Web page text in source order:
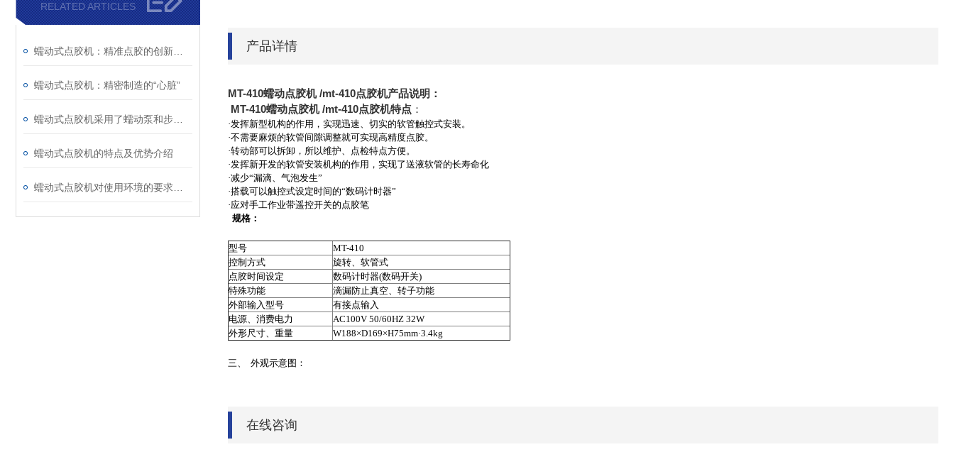
RELATED ARTICLES
蠕动式点胶机：精密制造的“心脏”
蠕动式点胶机的特点及优势介绍
产品详情
MT-410蠕动点胶机 /mt-410点胶机产品说明：
MT-410蠕动点胶机 /mt-410点胶机特点 ：
·发挥新型机构的作用，实现迅速、切实的软管触控式安装。
·不需要麻烦的软管间隙调整就可实现高精度点胶。
·转动部可以拆卸，所以维护、点检特点方便。
·发挥新开发的软管安装机构的作用，实现了送液软管的长寿命化
·减少“漏滴、气泡发生”
·搭载可以触控式设定时间的“数码计时器”
·应对手工作业带遥控开关的点胶笔
规格：
型号
MT-410
控制方式
旋转、软管式
点胶时间设定
数码计时器(数码开关)
特殊功能
滴漏防止真空、转子功能
外部输入型号
有接点输入
电源、消费电力
AC100V 50/60HZ 32W
外形尺寸、重量
W188×D169×H75mm·3.4kg
三、 外观示意图：
在线咨询